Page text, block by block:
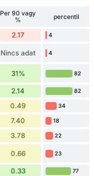
Per 90 vagy
%
percentil
2.17 4
Nincs adat 4
31% 82
2.14 82
0.49 34
7.40 18
3.78 22
0.66 23
0.33 77